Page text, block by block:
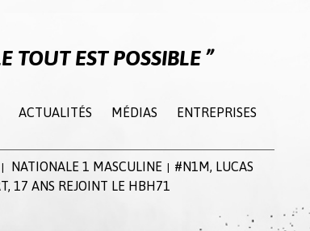
TOUT EST POSSIBLE
ACTUALITÉS MÉDIAS ENTREPRISES
NATIONALE 1 MASCULINE
#N1M, LUCAS
17 ANS REJOINT LE HBH71